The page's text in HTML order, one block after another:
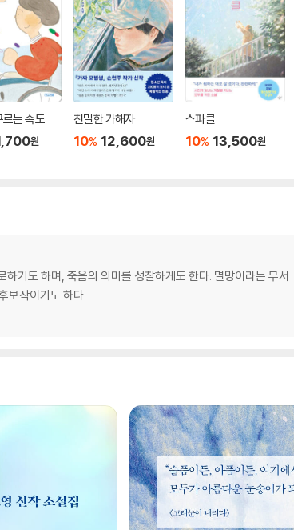
는 속도
원
친밀한 가해자
10% 12,600원
스파클
10% 13,500원
기도 하며, 죽음의 의미를 성찰하게도 한다. 멸망이라는 무서
보작이기도 하다.